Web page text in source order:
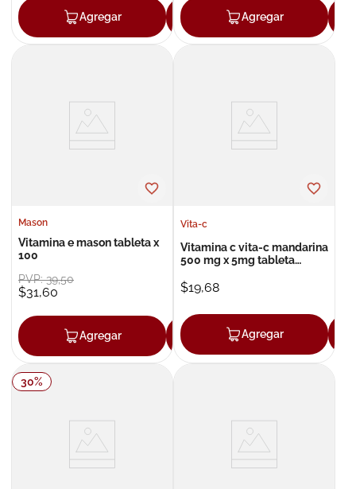
Agregar Agregar
Agregar
Mason
Vitamina e mason tableta x
100
PVP:39,50
$31,60
Agregar Agregar
Vita-c
Vitamina c vita-c mandarina
500 mg x 5mg tableta
$19,68
Agregar
30%